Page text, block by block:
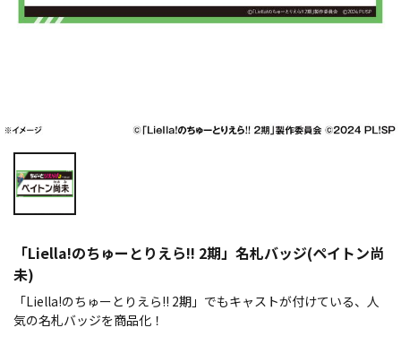
「Liella!のちゅーとりえら!! 2期」名札バッジ(ペイトン尚
未)
「Liella!のちゅーとりえら!! 2期」でもキャストが付けている、人
気の名札バッジを商品化！